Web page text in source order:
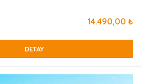
14.490,00 ₺
DETAY